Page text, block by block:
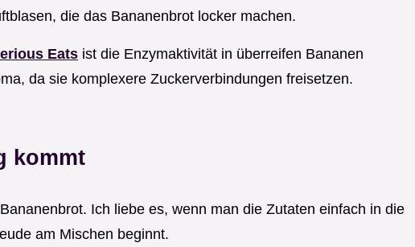
die das Bananenbrot locker machen.
Eats ist die Enzymaktivität in überreifen Bananen
da sie komplexere Zuckerverbindungen freisetzen.
kommt
Ich liebe es, wenn man die Zutaten einfach in die
am Mischen beginnt.